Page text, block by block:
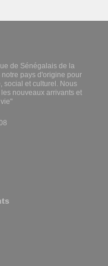
de Sénégalais de la
pays d'origine pour
social et culturel. Nous
nouveaux arrivants et